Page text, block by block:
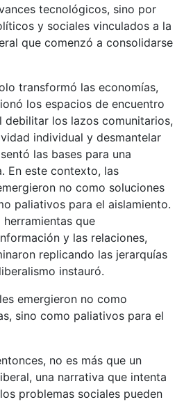
tecnológicos, sino por
y sociales vinculados a la
que comenzó a consolidarse
transformó las economías,
los espacios de encuentro
debilitar los lazos comunitarios,
individual y desmantelar
las bases para una
En este contexto, las
no como soluciones
paliativos para el aislamiento.
que
y las relaciones,
replicando las jerarquías
instauró.
emergieron no como
sino como paliativos para el
no es más que un
una narrativa que intenta
problemas sociales pueden